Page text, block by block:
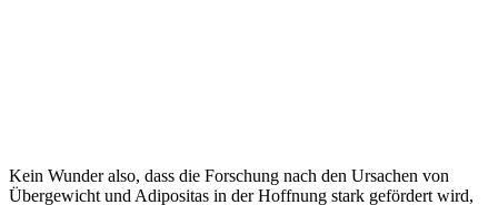
Kein Wunder also, dass die Forschung nach den Ursachen von
Übergewicht und Adipositas in der Hoffnung stark gefördert wird,